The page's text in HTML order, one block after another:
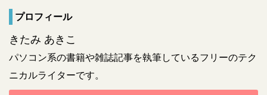
プロフィール
きたみ あきこ
パソコン系の書籍や雑誌記事を執筆しているフリーのテク
ニカルライターです。